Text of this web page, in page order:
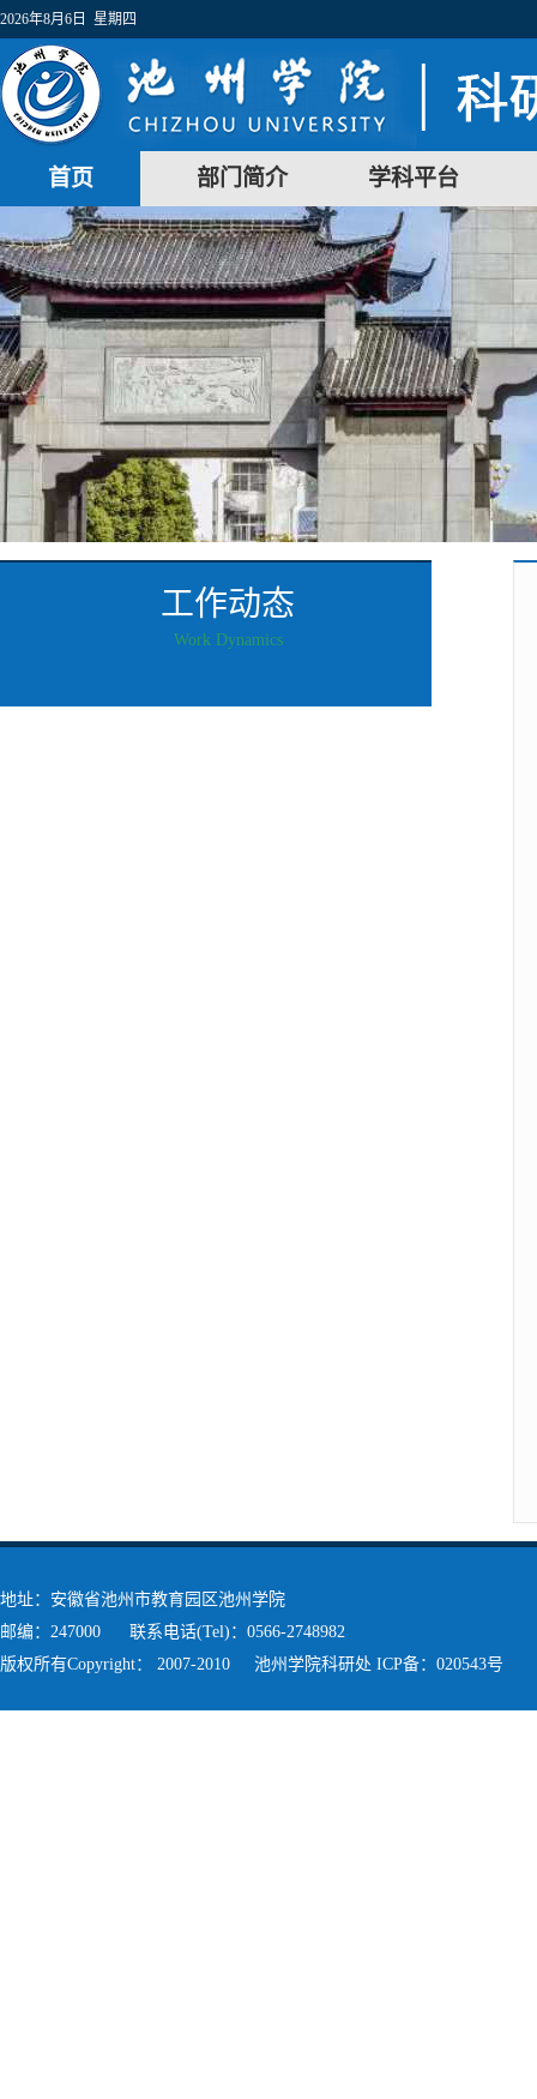
2026年8月6日 星期四
首页 部门简介 学科平台
工作动态
Work Dynamics
地址：安徽省池州市教育园区池州学院
邮编：247000 联系电话(Tel)：0566-2748982
版权所有Copyright： 2007-2010 池州学院科研处 ICP备：020543号